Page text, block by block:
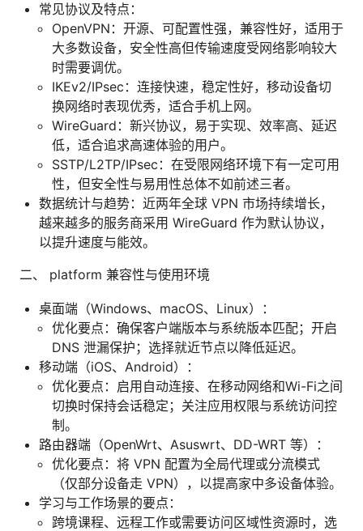
常见协议及特点：
OpenVPN：开源、可配置性强，兼容性好，适用于
大多数设备，安全性高但传输速度受网络影响较大
时需要调优。
IKEv2/IPsec：连接快速，稳定性好，移动设备切
换网络时表现优秀，适合手机上网。
WireGuard：新兴协议，易于实现、效率高、延迟
低，适合追求高速体验的用户。
SSTP/L2TP/IPsec：在受限网络环境下有一定可用
性，但安全性与易用性总体不如前述三者。
数据统计与趋势：近两年全球 VPN 市场持续增长，
越来越多的服务商采用 WireGuard 作为默认协议，
以提升速度与能效。
二、 platform 兼容性与使用环境
桌面端（Windows、macOS、Linux）：
优化要点：确保客户端版本与系统版本匹配；开启
DNS 泄漏保护；选择就近节点以降低延迟。
移动端（iOS、Android）：
优化要点：启用自动连接、在移动网络和Wi-Fi之间
切换时保持会话稳定；关注应用权限与系统访问控
制。
路由器端（OpenWrt、Asuswrt、DD-WRT 等）：
优化要点：将 VPN 配置为全局代理或分流模式
（仅部分设备走 VPN），以提高家中多设备体验。
学习与工作场景的要点：
跨境课程、远程工作或需要访问区域性资源时，选